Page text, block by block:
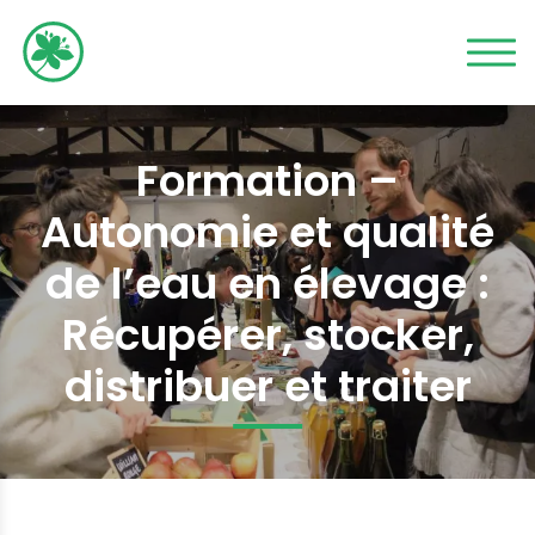
Formation –
Autonomie et qualité
de l’eau en élevage :
Récupérer, stocker,
distribuer et traiter